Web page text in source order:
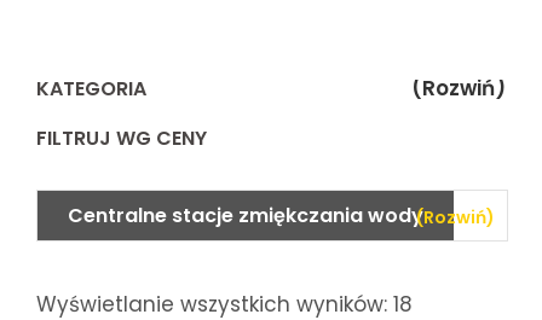
KATEGORIA (Rozwiń)
FILTRUJ WG CENY
(Rozwiń)
Centralne stacje zmiękczania wody
Wyświetlanie wszystkich wyników: 18